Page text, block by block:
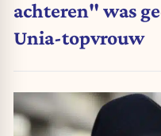
achteren" was
Unia-topvrouw